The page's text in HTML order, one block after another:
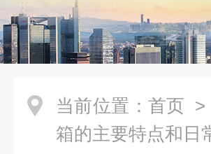
当前位置： 首页 >
箱的主要特点和日